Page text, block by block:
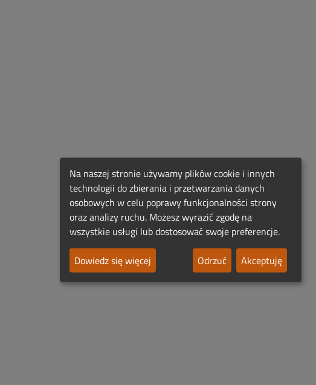
Na naszej stronie używamy plików cookie i innych
technologii do zbierania i przetwarzania danych
osobowych w celu poprawy funkcjonalności strony
oraz analizy ruchu. Możesz wyrazić zgodę na
wszystkie usługi lub dostosować swoje preferencje.
Dowiedz się więcej
Odrzuć Akceptuję